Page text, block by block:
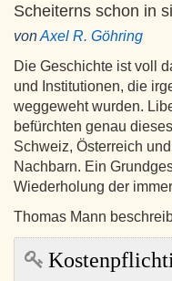
Scheiterns schon in
vonAxel R. Göhring
Die Geschichte ist voll
und Institutionen, die
weggeweht wurden.
befürchten genau
Schweiz, Österreich
Nachbarn. Ein
Wiederholung der
Thomas Mann